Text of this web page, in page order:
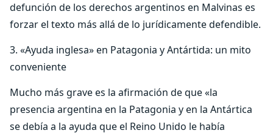
defunción de los derechos argentinos en Malvinas es
forzar el texto más allá de lo jurídicamente defendible.
3. «Ayuda inglesa» en Patagonia y Antártida: un mito
conveniente
Mucho más grave es la afirmación de que «la
presencia argentina en la Patagonia y en la Antártica
se debía a la ayuda que el Reino Unido le había